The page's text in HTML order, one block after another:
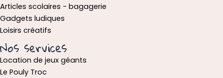
Articles scolaires - bagagerie
Gadgets ludiques
Loisirs créatifs
Nos services
Location de jeux géants
Le Pouly Troc